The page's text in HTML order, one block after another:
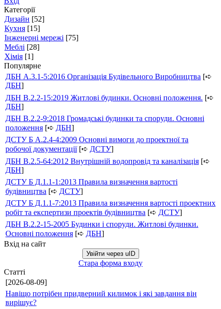
Категорії
Дизайн [52]
Кухня [15]
Інженерні мережі [75]
Меблі [28]
Хімія [1]
Популярне
ДБН А.3.1-5:2016 Організація Будівельного Виробництва [➪
ДБН]
ДБН В.2.2-15:2019 Житлові будинки. Основні положення. [➪
ДБН]
ДБН В.2.2-9:2018 Громадські будинки та споруди. Основні
положення [➪ ДБН]
ДСТУ Б А.2.4-4:2009 Основні вимоги до проектної та
робочої документації[➪ ДСТУ]
ДБН В.2.5-64:2012 Внутрішній водопровід та каналізація [➪
ДБН]
ДСТУ Б Д.1.1-1:2013 Правила визначення вартості
будівництва [➪ ДСТУ]
ДСТУ Б Д.1.1-7:2013 Правила визначення вартості проектних
робіт та експертизи проектів будівництва [➪ ДСТУ]
ДБН В.2.2-15-2005 Будинки і споруди. Житлові будинки.
Основні положення [➪ ДБН]
Вхід на сайт
Увійти через uID
Стара форма входу
Статті
[2026-08-09]
Навіщо потрібен придверний килимок і які завдання він
вирішує?